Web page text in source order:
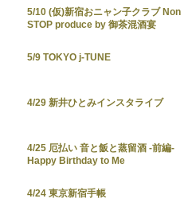
5/10 (仮)新宿おニャン子クラブ Non
STOP produce by 御茶混酒宴
5/9 TOKYO j-TUNE
4/29 新井ひとみインスタライブ
4/25 厄払い 音と飯と蒸留酒 -前編-
Happy Birthday to Me
4/24 東京新宿手帳